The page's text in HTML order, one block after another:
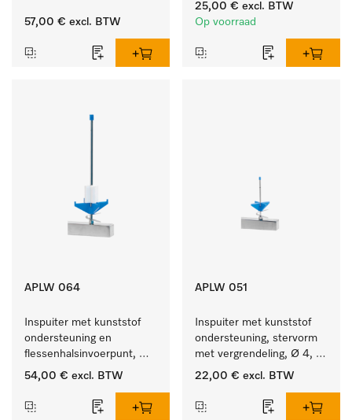
57,00 € excl. BTW
25,00 € excl. BTW
Op voorraad
APLW 064
Inspuiter met kunststof
ondersteuning en
flessenhalsinvoerpunt,
ster, Ø 6, lengte 225 mm.
54,00 € excl. BTW
APLW 051
Inspuiter met kunststof
ondersteuning, stervorm
met vergrendeling, Ø 4,
lengte 110 mm.
22,00 € excl. BTW